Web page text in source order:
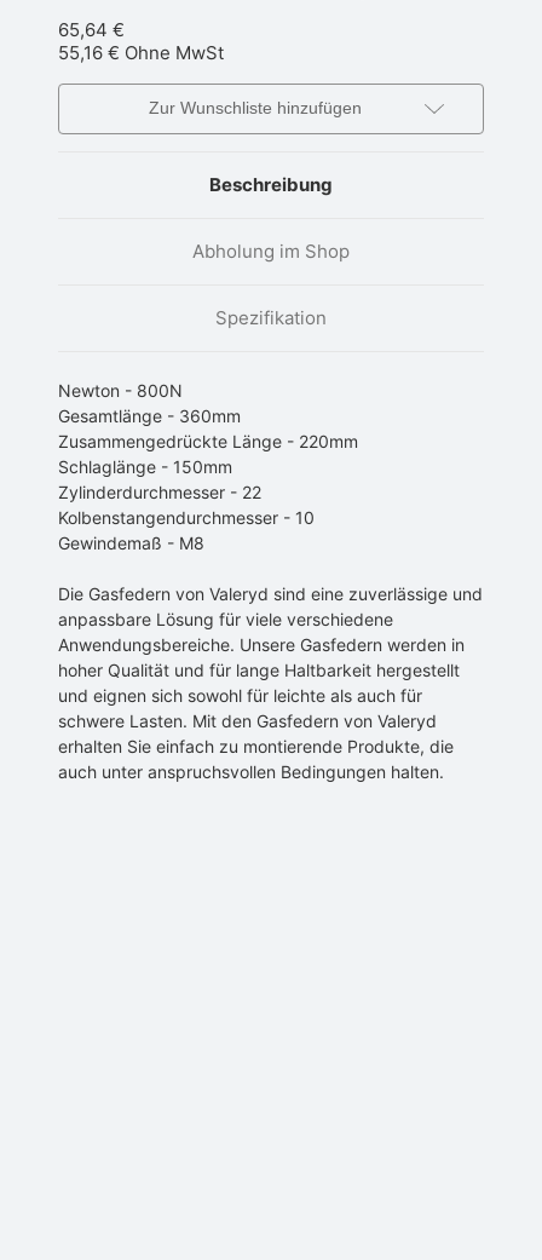
65,64 €
55,16 € Ohne MwSt
Zur Wunschliste hinzufügen
Beschreibung
Abholung im Shop
Spezifikation
Newton - 800N
Gesamtlänge - 360mm
Zusammengedrückte Länge - 220mm
Schlaglänge - 150mm
Zylinderdurchmesser - 22
Kolbenstangendurchmesser - 10
Gewindemaß - M8
Die Gasfedern von Valeryd sind eine zuverlässige und
anpassbare Lösung für viele verschiedene
Anwendungsbereiche. Unsere Gasfedern werden in
hoher Qualität und für lange Haltbarkeit hergestellt
und eignen sich sowohl für leichte als auch für
schwere Lasten. Mit den Gasfedern von Valeryd
erhalten Sie einfach zu montierende Produkte, die
auch unter anspruchsvollen Bedingungen halten.